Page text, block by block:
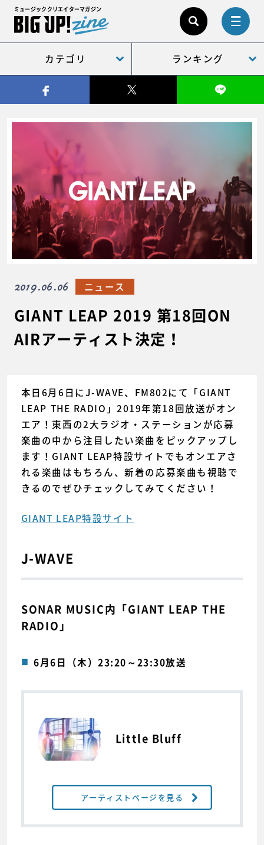
ミュージッククリエイターマガジン
カテゴリ ランキング
GIANT LEAP 2019 第18回ON
AIRアーティスト決定！
2019.06.06 ニュース
本日6月6日にJ-WAVE、FM802にて「GIANT
LEAP THE RADIO」2019年第18回放送がオン
エア！東西の2大ラジオ・ステーションが応募
楽曲の中から注目したい楽曲をピックアップし
ます！GIANT LEAP特設サイトでもオンエアさ
れる楽曲はもちろん、新着の応募楽曲も視聴で
きるのでぜひチェックしてみてください！
GIANT LEAP特設サイト
J-WAVE
SONAR MUSIC内「GIANT LEAP THE
RADIO」
6月6日（木）23:20～23:30放送
Little Bluff
アーティストページを見る